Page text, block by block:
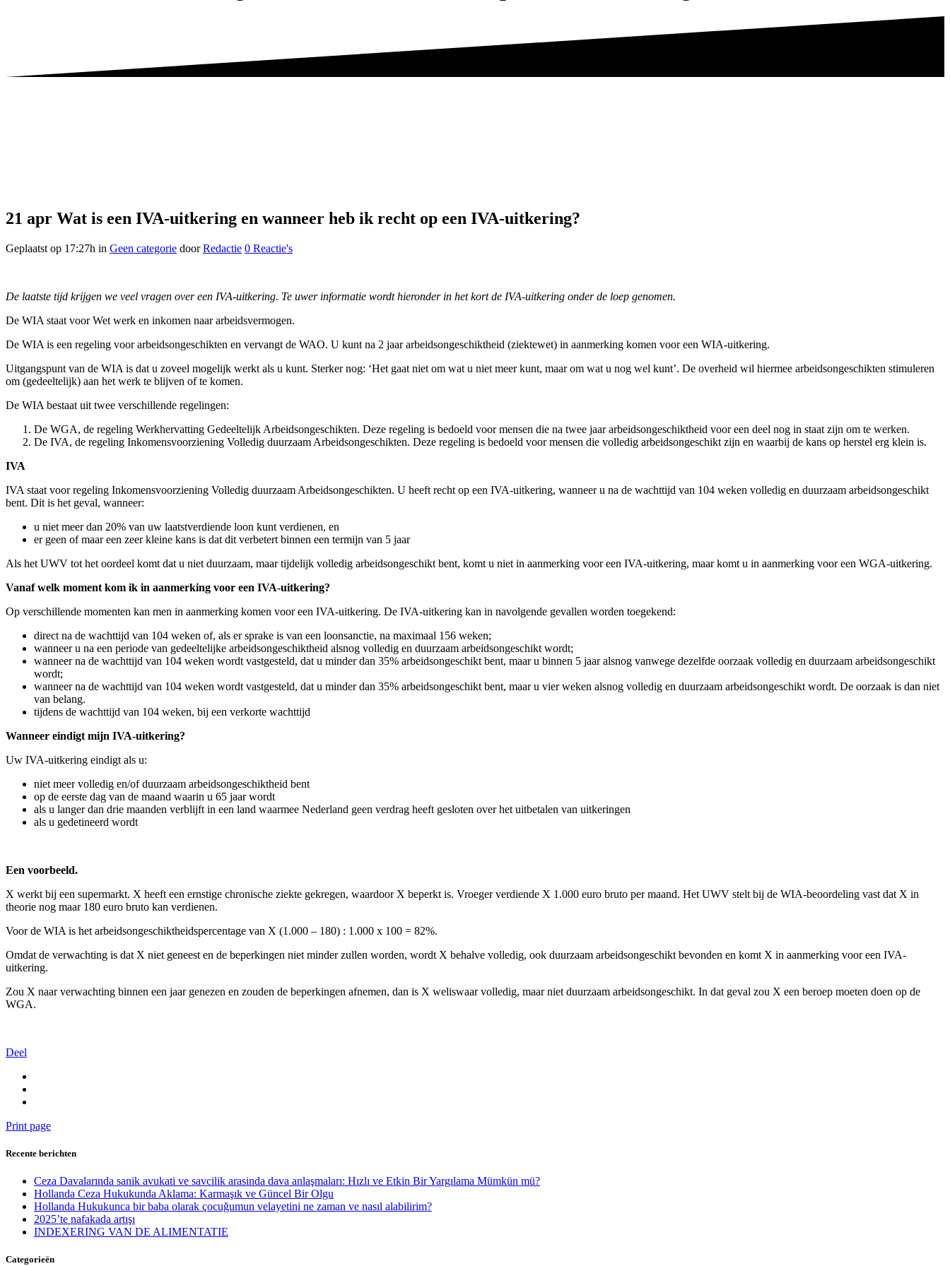
21 apr Wat is een IVA-uitkering en wanneer heb ik recht op een IVA-uitkering?
Geplaatst op 17:27h in Geen categorie doorRedactie 0 Reactie's
De laatste tijd krijgen we veel vragen over een IVA-uitkering. Te uwer informatie wordt hieronder in het kort de IVA-uitkering onder de loep genomen.
De WIA staat voor Wet werk en inkomen naar arbeidsvermogen.
De WIA is een regeling voor arbeidsongeschikten en vervangt de WAO. U kunt na 2 jaar arbeidsongeschiktheid (ziektewet) in aanmerking komen voor een WIA-uitkering.
Uitgangspunt van de WIA is dat u zoveel mogelijk werkt als u kunt. Sterker nog: ‘Het gaat niet om wat u niet meer kunt, maar om wat u nog wel kunt’. De overheid wil hiermee arbeidsongeschikten stimuleren
om (gedeeltelijk) aan het werk te blijven of te komen.
De WIA bestaat uit twee verschillende regelingen:
De WGA, de regeling Werkhervatting Gedeeltelijk Arbeidsongeschikten. Deze regeling is bedoeld voor mensen die na twee jaar arbeidsongeschiktheid voor een deel nog in staat zijn om te werken.
De IVA, de regeling Inkomensvoorziening Volledig duurzaam Arbeidsongeschikten. Deze regeling is bedoeld voor mensen die volledig arbeidsongeschikt zijn en waarbij de kans op herstel erg klein is.
IVA
IVA staat voor regeling Inkomensvoorziening Volledig duurzaam Arbeidsongeschikten. U heeft recht op een IVA-uitkering, wanneer u na de wachttijd van 104 weken volledig en duurzaam arbeidsongeschikt
bent. Dit is het geval, wanneer:
u niet meer dan 20% van uw laatstverdiende loon kunt verdienen, en
er geen of maar een zeer kleine kans is dat dit verbetert binnen een termijn van 5 jaar
Als het UWV tot het oordeel komt dat u niet duurzaam, maar tijdelijk volledig arbeidsongeschikt bent, komt u niet in aanmerking voor een IVA-uitkering, maar komt u in aanmerking voor een WGA-uitkering.
Vanaf welk moment kom ik in aanmerking voor een IVA-uitkering?
Op verschillende momenten kan men in aanmerking komen voor een IVA-uitkering. De IVA-uitkering kan in navolgende gevallen worden toegekend:
direct na de wachttijd van 104 weken of, als er sprake is van een loonsanctie, na maximaal 156 weken;
wanneer u na een periode van gedeeltelijke arbeidsongeschiktheid alsnog volledig en duurzaam arbeidsongeschikt wordt;
wanneer na de wachttijd van 104 weken wordt vastgesteld, dat u minder dan 35% arbeidsongeschikt bent, maar u binnen 5 jaar alsnog vanwege dezelfde oorzaak volledig en duurzaam arbeidsongeschikt
wordt;
wanneer na de wachttijd van 104 weken wordt vastgesteld, dat u minder dan 35% arbeidsongeschikt bent, maar u vier weken alsnog volledig en duurzaam arbeidsongeschikt wordt. De oorzaak is dan niet
van belang.
tijdens de wachttijd van 104 weken, bij een verkorte wachttijd
Wanneer eindigt mijn IVA-uitkering?
Uw IVA-uitkering eindigt als u:
niet meer volledig en/of duurzaam arbeidsongeschiktheid bent
op de eerste dag van de maand waarin u 65 jaar wordt
als u langer dan drie maanden verblijft in een land waarmee Nederland geen verdrag heeft gesloten over het uitbetalen van uitkeringen
als u gedetineerd wordt
Een voorbeeld.
X werkt bij een supermarkt. X heeft een ernstige chronische ziekte gekregen, waardoor X beperkt is. Vroeger verdiende X 1.000 euro bruto per maand. Het UWV stelt bij de WIA-beoordeling vast dat X in
theorie nog maar 180 euro bruto kan verdienen.
Voor de WIA is het arbeidsongeschiktheidspercentage van X (1.000 – 180) : 1.000 x 100 = 82%.
Omdat de verwachting is dat X niet geneest en de beperkingen niet minder zullen worden, wordt X behalve volledig, ook duurzaam arbeidsongeschikt bevonden en komt X in aanmerking voor een IVA-
uitkering.
Zou X naar verwachting binnen een jaar genezen en zouden de beperkingen afnemen, dan is X weliswaar volledig, maar niet duurzaam arbeidsongeschikt. In dat geval zou X een beroep moeten doen op de
WGA.
Deel
Print page
Recente berichten
Ceza Davalarında sanik avukati ve savcilik arasinda dava anlaşmaları: Hızlı ve Etkin Bir Yargılama Mümkün mü?
Hollanda Ceza Hukukunda Aklama: Karmaşık ve Güncel Bir Olgu
Hollanda Hukukunca bir baba olarak çocuğumun velayetini ne zaman ve nasıl alabilirim?
2025’te nafakada artışı
INDEXERING VAN DE ALIMENTATIE
Categorieën